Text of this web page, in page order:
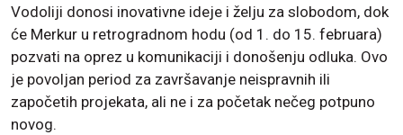
Vodoliji donosi inovativne ideje i želju za slobodom, dok
će Merkur u retrogradnom hodu (od 1. do 15. februara)
pozvati na oprez u komunikaciji i donošenju odluka. Ovo
je povoljan period za završavanje neispravnih ili
započetih projekata, ali ne i za početak nečeg potpuno
novog.